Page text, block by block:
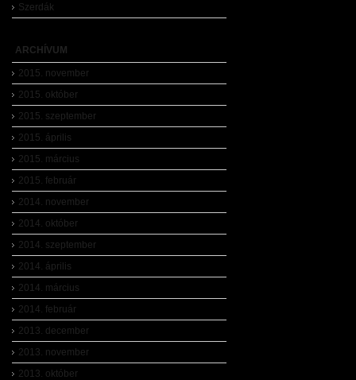
Szerdák
ARCHÍVUM
2015. november
2015. október
2015. szeptember
2015. április
2015. március
2015. február
2014. november
2014. október
2014. szeptember
2014. április
2014. március
2014. február
2013. december
2013. november
2013. október